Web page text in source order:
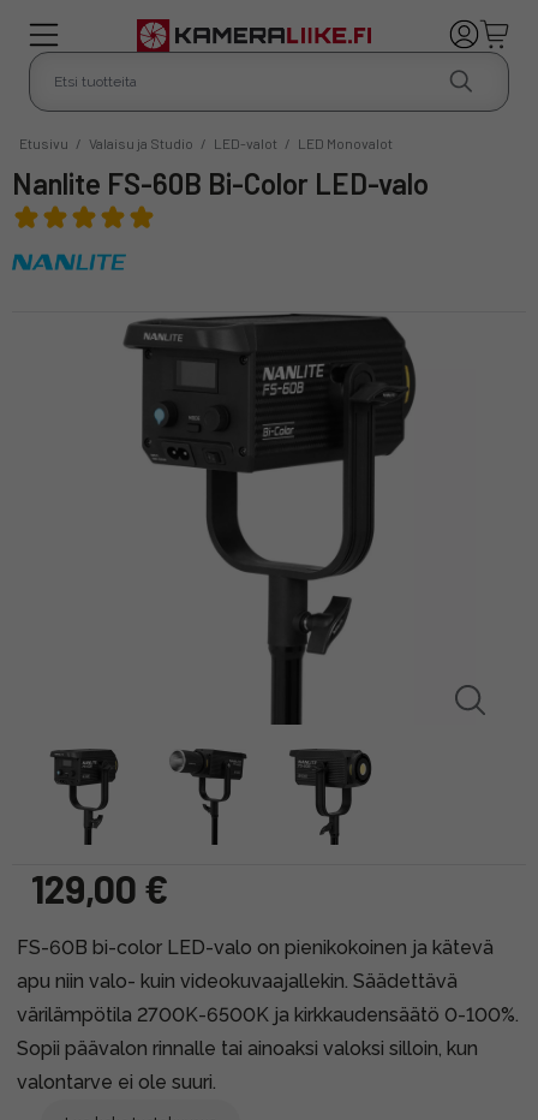
Etusivu / Valaisu ja Studio / LED-valot / LED Monovalot
Nanlite FS-60B Bi-Color LED-valo
129,00 €
FS-60B bi-color LED-valo on pienikokoinen ja kätevä
apu niin valo- kuin videokuvaajallekin. Säädettävä
värilämpötila 2700K-6500K ja kirkkaudensäätö 0-100%.
Sopii päävalon rinnalle tai ainoaksi valoksi silloin, kun
valontarve ei ole suuri.